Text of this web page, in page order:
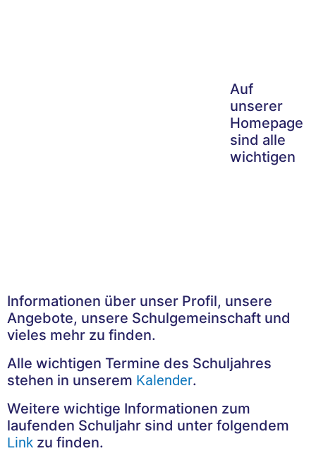
Auf
unserer
Homepage
sind alle
wichtigen
Informationen über unser Profil, unsere
Angebote, unsere Schulgemeinschaft und
vieles mehr zu finden.
Alle wichtigen Termine des Schuljahres
stehen in unserem Kalender.
Weitere wichtige Informationen zum
laufenden Schuljahr sind unter folgendem
Link zu finden.